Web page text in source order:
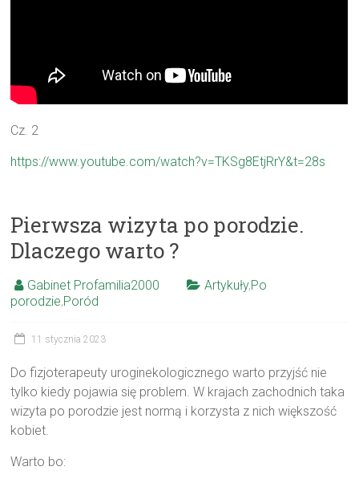
Cz. 2
https://www.youtube.com/watch?v=TKSg8EtjRrY&t=28s
Pierwsza wizyta po porodzie.
Dlaczego warto ?
Gabinet Profamilia2000 Artykuły,Po
porodzie,Poród
11 stycznia 2023
Do fizjoterapeuty uroginekologicznego warto przyjść nie
tylko kiedy pojawia się problem. W krajach zachodnich taka
wizyta po porodzie jest normą i korzysta z nich większość
kobiet.
Warto bo: